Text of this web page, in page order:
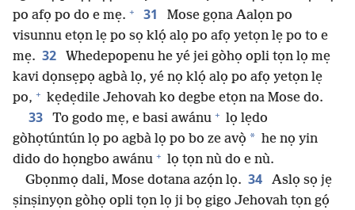
po afọ po do e mẹ. + 31
Mose gọna Aalọn po
visunnu etọn lẹ po sọ klọ́ alọ po afọ yetọn lẹ po to e
mẹ. 32
Whedepopenu he yé jei gòhọ opli tọn lọ mẹ
kavi dọnsẹpọ agbà lọ, yé nọ klọ́ alọ po afọ yetọn lẹ
po, + kẹdẹdile Jehovah ko degbe etọn na Mose do.
33 To godo mẹ, e basi awánu + lọ lẹdo
gòhọtúntún lọ po agbà lọ po bo ze avọ̀ * he nọ yin
dido do họngbo awánu + lọ tọn nù do e nù.
Gbọnmọ dali, Mose dotana azọ́n lọ. 34
Aslọ sọ jẹ
ṣinṣinyọn gòhọ opli tọn lọ ji bọ gigo Jehovah tọn gọ́